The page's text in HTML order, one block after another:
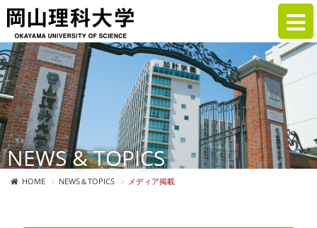
NEWS & TOPICS
HOME NEWS＆TOPICS メディア掲載